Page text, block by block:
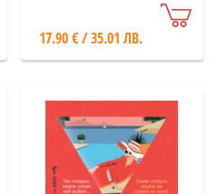
17.90 € / 35.01 ЛВ.